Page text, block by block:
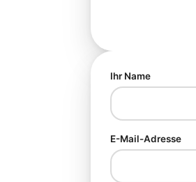
Ihr Name
E-Mail-Adresse